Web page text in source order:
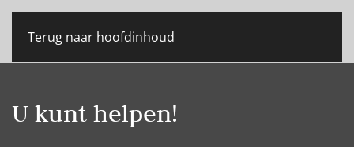
Terug naar hoofdinhoud
U kunt helpen!